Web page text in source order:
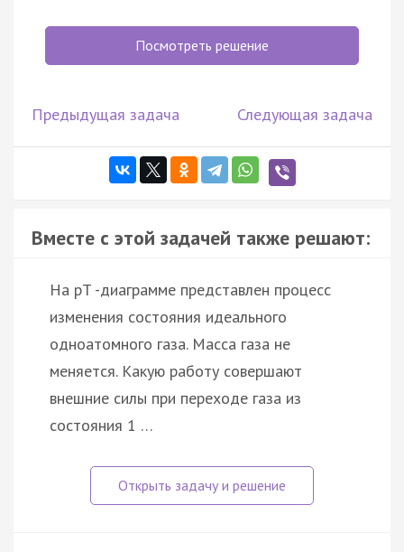
Посмотреть решение
Предыдущая задача Следующая задача
Вместе с этой задачей также решают:
На pT -диаграмме представлен процесс
изменения состояния идеального
одноатомного газа. Масса газа не
меняется. Какую работу совершают
внешние силы при переходе газа из
состояния 1 …